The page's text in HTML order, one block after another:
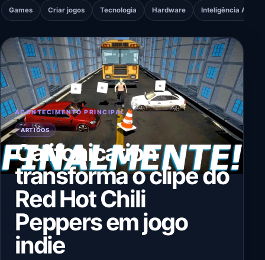
Games Criar jogos Tecnologia Hardware Inteligência
ACONTECIMENTO PRINCIPAL
ARTIGOS
Califonication
transforma o clipe do
Red Hot Chili
Peppers em jogo
indie